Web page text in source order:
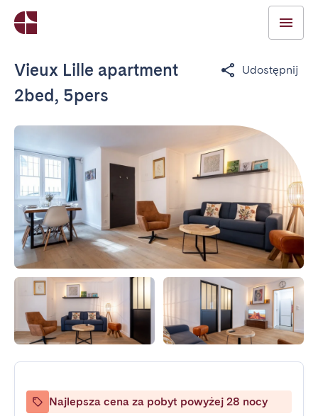
Vieux Lille apartment
2bed, 5pers
Udostępnij
Najlepsza cena za pobyt powyżej 28 nocy